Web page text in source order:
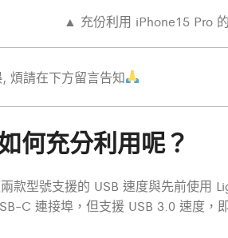
▲ 充份利用 iPhone15 Pro
煩請在下方留言告知
何充分利用呢？
款型號支援的 USB 速度與先前使
C 連接埠，但支援 USB 3.0 速度，